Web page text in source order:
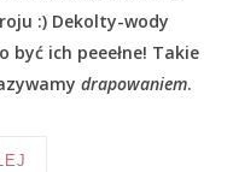
:) Dekolty-wody
być ich peeełne! Takie
drapowaniem.